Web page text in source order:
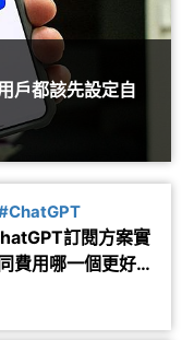
戶都該先設定自
訂閱方案實
費用哪一個更好